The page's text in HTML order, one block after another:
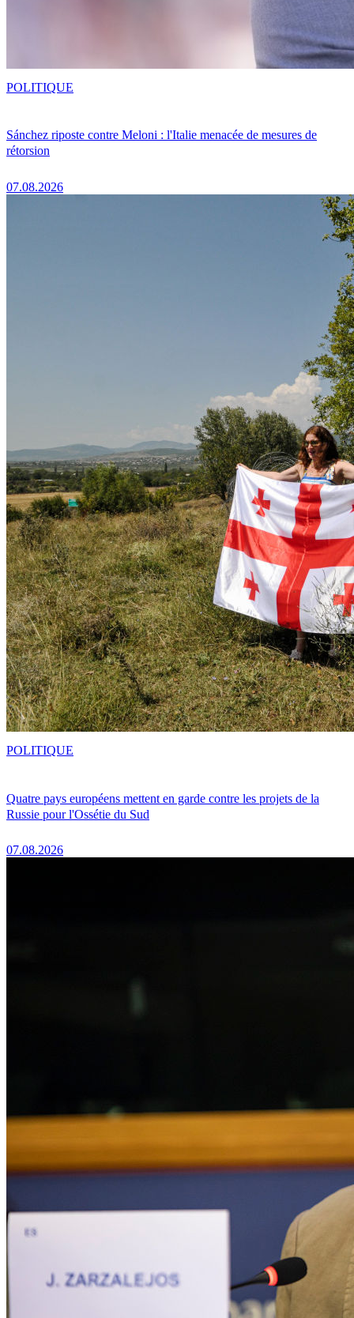
Sánchez riposte contre Meloni : l'Italie menacée de mesures de
rétorsion
07.08.2026
POLITIQUE
Quatre pays européens mettent en garde contre les projets de la
Russie pour l'Ossétie du Sud
07.08.2026
POLITIQUE